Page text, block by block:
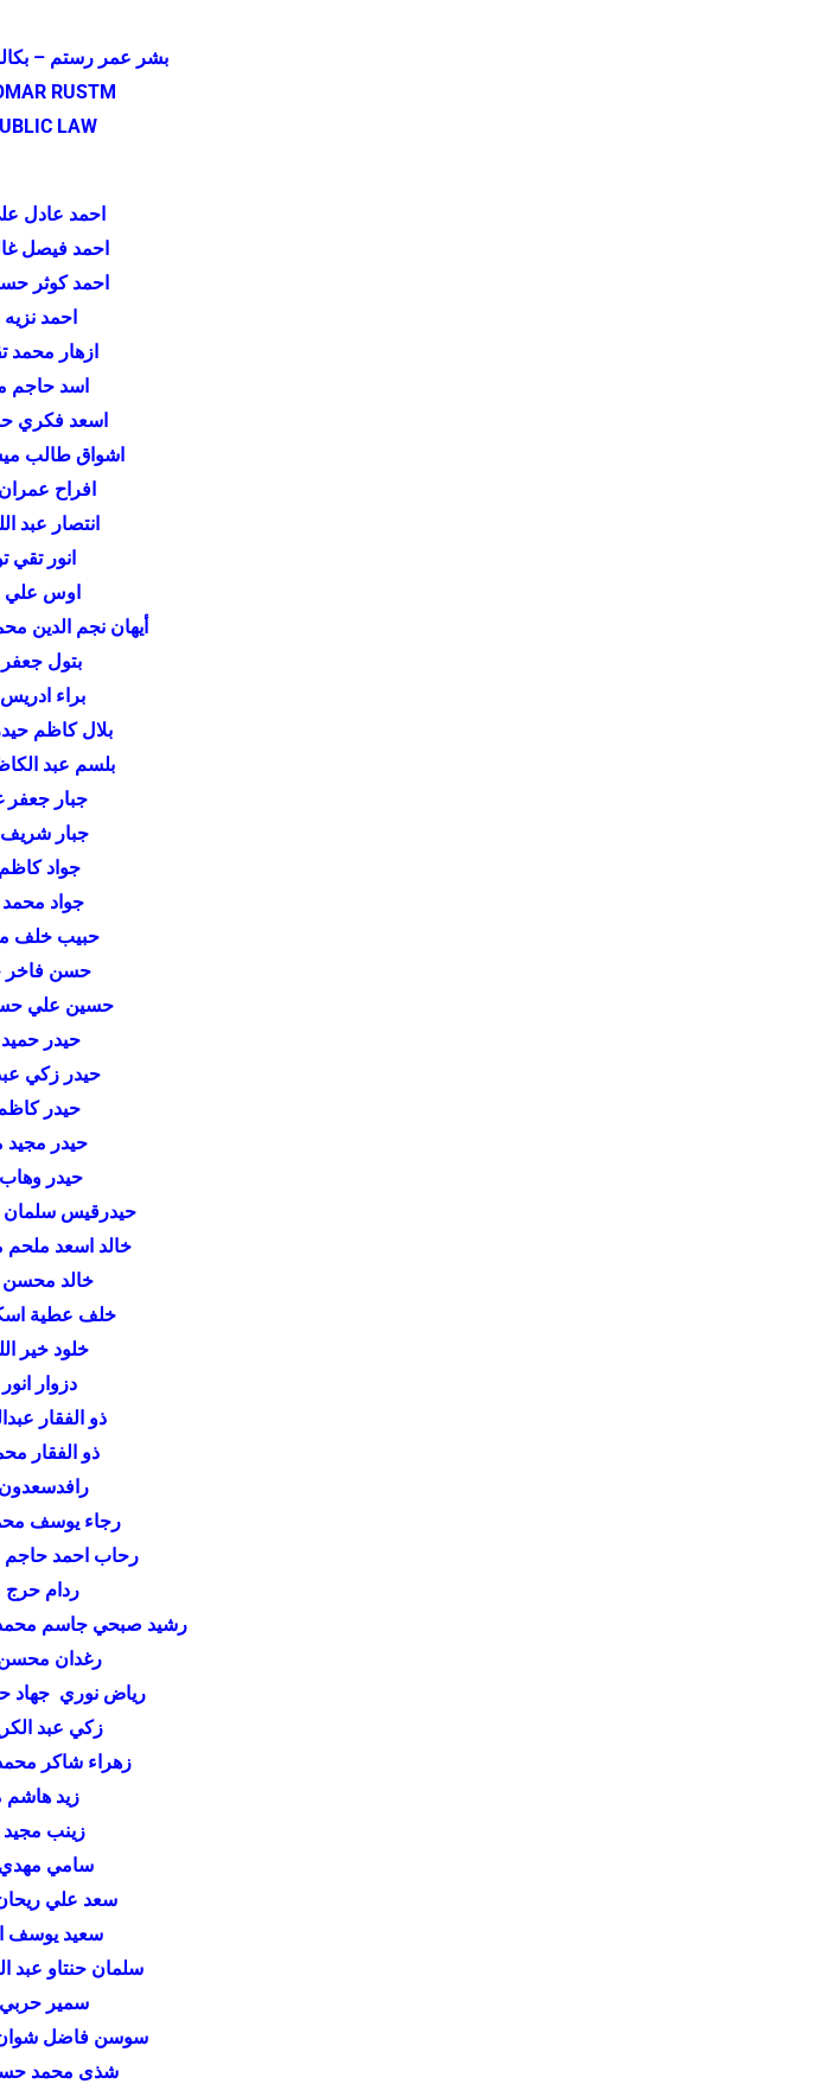
بشر عمر رستم –
RUSTM
LAW
احمد عادل
احمد فيصل
احمد كوثر
احمد
ازهار محمد
اسد حاجم
اسعد فكري
اشواق طالب
افراح
انتصار عبد
انور تقي
اوس علي
أيهان نجم الدين
بتول
براء
بلال كاظم
بلسم عبد
جبار جعفر
جبار
جواد
جواد
حبيب خلف
حسن فاخر
حسين علي
حيدر
حيدر زكي
حيدر
حيدر
حيدر
حيدرقيس سلمان
خالد اسعد
خالد
خلف عطية
خلود خير
دزوار
ذو الفقار
ذو الفقار
رجاء يوسف
رحاب احمد حاجم
ردام حرج
رشيد صبحي جاسم محمد
رغدان
رياض نوري جهاد
زكي عبد
زهراء شاكر
زيد هاشم
زينب
سامي
سعد علي
سعيد يوسف
سلمان حنتاو عبد
سمير
سوسن فاضل شوان
شذى محمد